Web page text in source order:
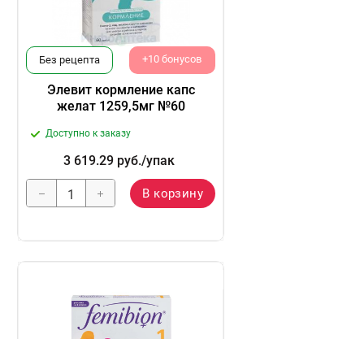
Без рецепта +10 бонусов
Элевит кормление капс
желат 1259,5мг №60
Доступно к заказу
3 619.29 руб./упак
В корзину